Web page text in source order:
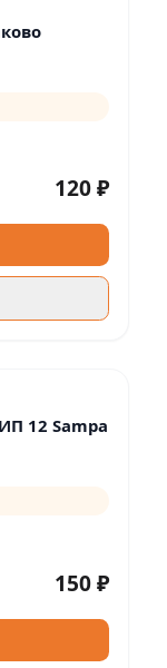
120 ₽
12 Sampa
150 ₽